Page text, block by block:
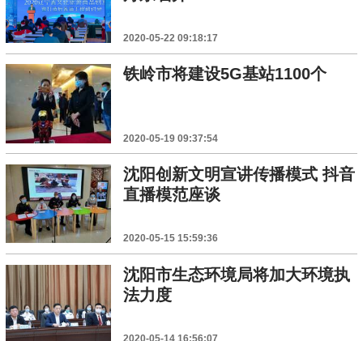
2020-05-22 09:18:17
铁岭市将建设5G基站1100个
2020-05-19 09:37:54
沈阳创新文明宣讲传播模式 抖音
直播模范座谈
2020-05-15 15:59:36
沈阳市生态环境局将加大环境执
法力度
2020-05-14 16:56:07